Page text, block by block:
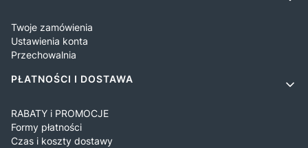
Twoje zamówienia
Ustawienia konta
Przechowalnia
PŁATNOŚCI I DOSTAWA
RABATY i PROMOCJE
Formy płatności
Czas i koszty dostawy